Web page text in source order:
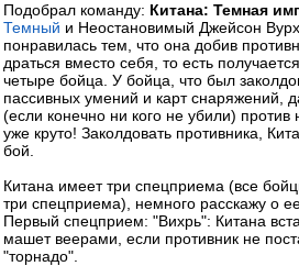
Подобрал команду: Китана: Темная
Темный и Неостановимый Джейсон
понравилась тем, что она добив
драться вместо себя, то есть
четыре бойца. У бойца, что был
пассивных умений и карт снаряжений,
(если конечно ни кого не убили)
уже круто! Заколдовать противника,
бой.
Китана имеет три спецприема (все
три спецприема), немного расскажу о
Первый спецприем: "Вихрь": Китана
машет веерами, если противник не
"торнадо".